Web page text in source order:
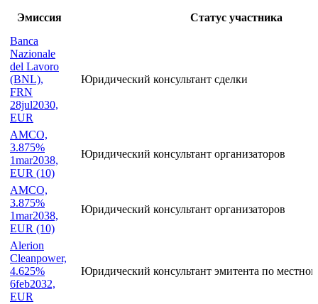
Эмиссия
Статус участника
Banca
Nazionale
del Lavoro
(BNL),
FRN
28jul2030,
EUR
Юридический консультант сделки
AMCO,
3.875%
1mar2038,
EUR (10)
Юридический консультант организаторов
AMCO,
3.875%
1mar2038,
EUR (10)
Юридический консультант организаторов
Alerion
Cleanpower,
4.625%
6feb2032,
EUR
Юридический консультант эмитента по